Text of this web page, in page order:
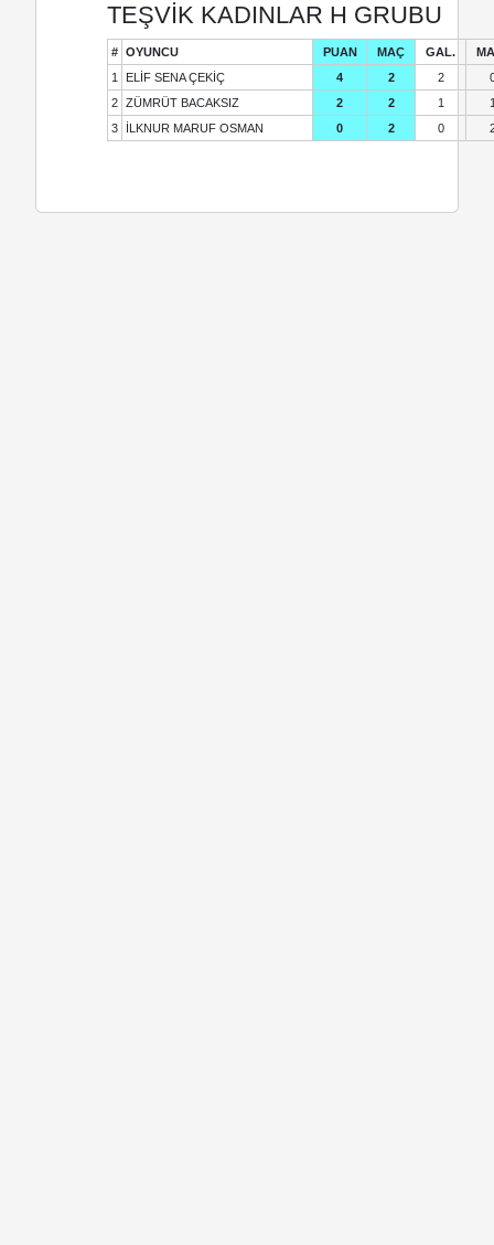
TEŞVİK KADINLAR H GRUBU
# OYUNCU PUAN MAÇ GAL.
1
ELİF SENA ÇEKİÇ 4 2 2
2 ZÜMRÜT BACAKSIZ 2 2 1
3
İLKNUR MARUF OSMAN 0 2 0